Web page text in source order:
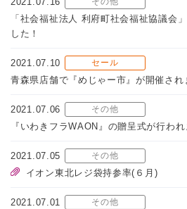
「社会福祉法人 利府町社会福祉協議会
した！
2021.07.10 セール
青森県店舗で『めじゃー市』が開催され
2021.07.06 その他
『いわきフラWAON』の贈呈式が行われ
2021.07.05 その他
イオン東北レジ袋持参率(６月)
2021.07.01 その他